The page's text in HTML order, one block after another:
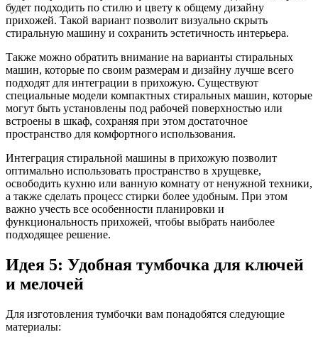
будет подходить по стилю и цвету к общему дизайну
прихожей. Такой вариант позволит визуально скрыть
стиральную машину и сохранить эстетичность интерьера.
Также можно обратить внимание на варианты стиральных
машин, которые по своим размерам и дизайну лучше всего
подходят для интеграции в прихожую. Существуют
специальные модели компактных стиральных машин, которые
могут быть установлены под рабочей поверхностью или
встроены в шкаф, сохраняя при этом достаточное
пространство для комфортного использования.
Интеграция стиральной машины в прихожую позволит
оптимально использовать пространство в хрущевке,
освободить кухню или ванную комнату от ненужной техники,
а также сделать процесс стирки более удобным. При этом
важно учесть все особенности планировки и
функциональность прихожей, чтобы выбрать наиболее
подходящее решение.
Идея 5: Удобная тумбочка для ключей
и мелочей
Для изготовления тумбочки вам понадобятся следующие
материалы: